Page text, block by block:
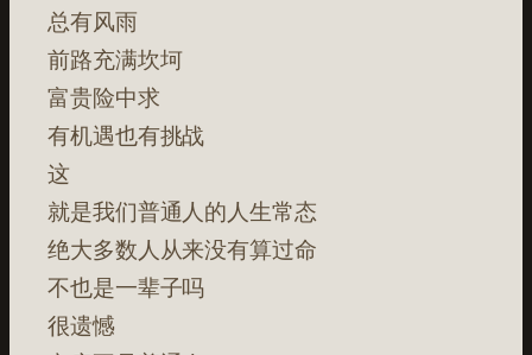
总有风雨
前路充满坎坷
富贵险中求
有机遇也有挑战
这
就是我们普通人的人生常态
绝大多数人从来没有算过命
不也是一辈子吗
很遗憾